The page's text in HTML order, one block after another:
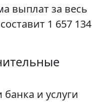
выплат за весь
1 657 134
и услуги